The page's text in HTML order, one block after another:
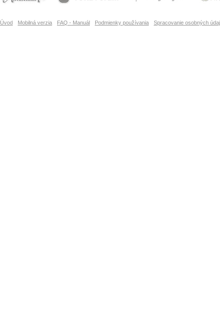
Úvod Mobilná verzia FAQ - Manuál Podmienky používania Spracovanie osobných